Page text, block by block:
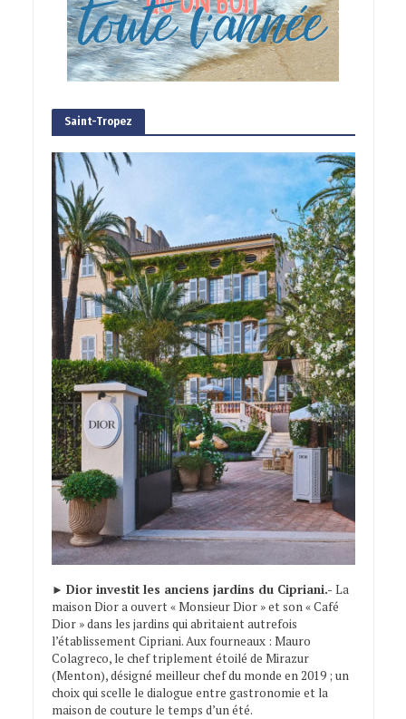
Saint-Tropez
► Dior investit les anciens jardins du Cipriani.- La
maison Dior a ouvert « Monsieur Dior » et son « Café
Dior » dans les jardins qui abritaient autrefois
l’établissement Cipriani. Aux fourneaux : Mauro
Colagreco, le chef triplement étoilé de Mirazur
(Menton), désigné meilleur chef du monde en 2019 ; un
choix qui scelle le dialogue entre gastronomie et la
maison de couture le temps d’un été.